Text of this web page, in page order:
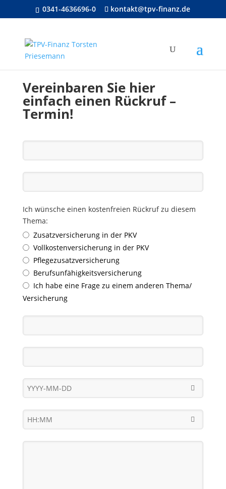
0341-4636696-0 kontakt@tpv-finanz.de
Vereinbaren Sie hier
einfach einen Rückruf –
Termin!
Ich wünsche einen kostenfreien Rückruf zu diesem
Thema:
Zusatzversicherung in der PKV
Vollkostenversicherung in der PKV
Pflegezusatzversicherung
Berufsunfähigkeitsversicherung
Ich habe eine Frage zu einem anderen Thema/
Versicherung